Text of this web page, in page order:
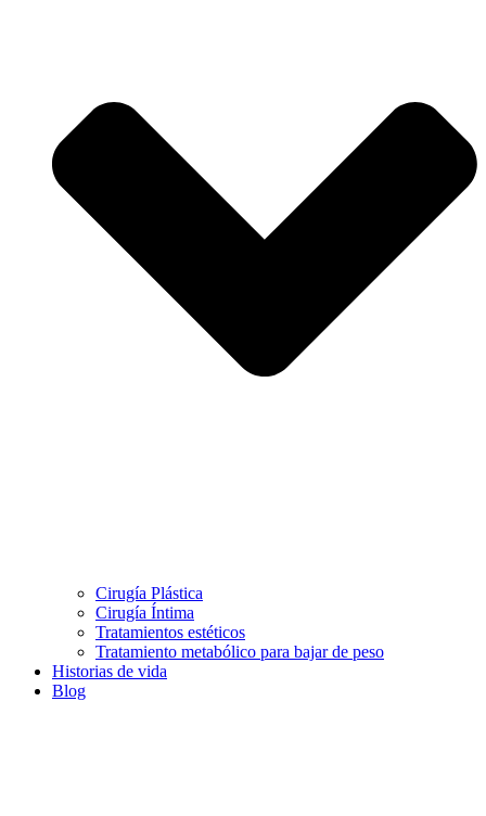
Cirugía Plástica
Cirugía Íntima
Tratamientos estéticos
Tratamiento metabólico para bajar de peso
Historias de vida
Blog